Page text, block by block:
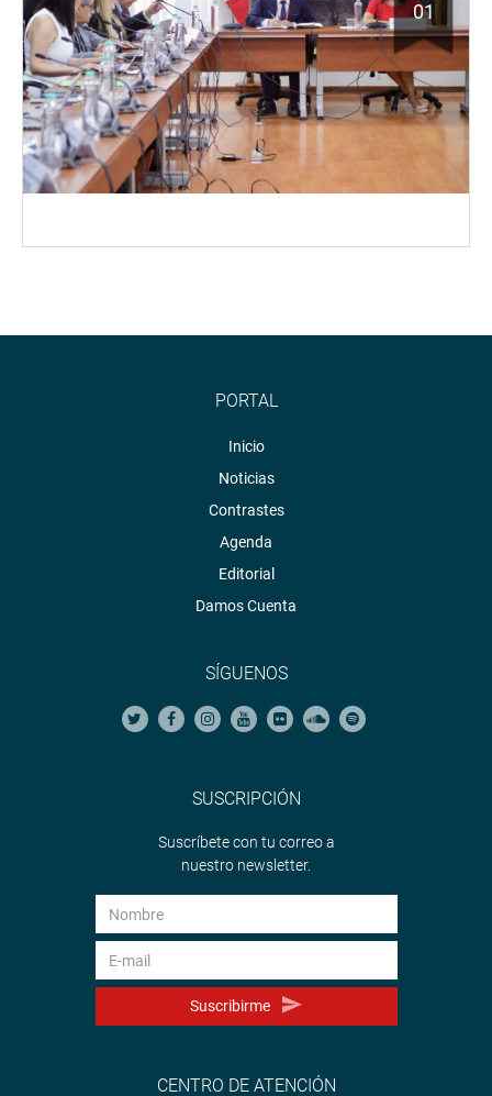
01
PORTAL
Inicio
Noticias
Contrastes
Agenda
Editorial
Damos Cuenta
SÍGUENOS
SUSCRIPCIÓN
Suscríbete con tu correo a
nuestro newsletter.
Suscribirme
CENTRO DE ATENCIÓN